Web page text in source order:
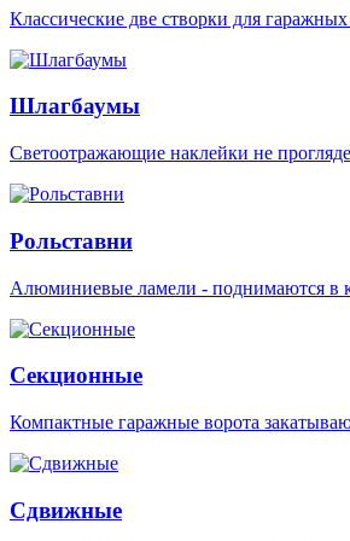
Классические две створки для
Шлагбаумы
Светоотражающие наклейки не
Рольставни
Алюминиевые ламели - поднимаются в
Секционные
Компактные гаражные ворота
Сдвижные